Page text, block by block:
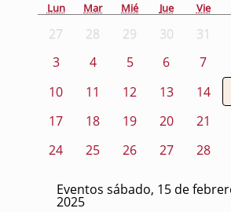
Lun Mar Mié Jue Vie
27 28 29 30 31
3
4 5 6 7
10
11 12 13 14
17
18 19 20 21
24
25 26 27 28
Eventos sábado, 15 de
2025